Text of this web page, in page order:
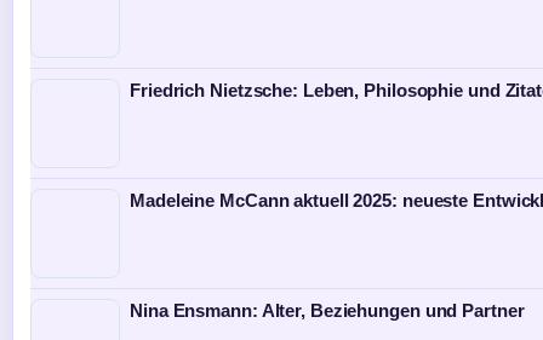
Friedrich Nietzsche: Leben, Philosophie und
Madeleine McCann aktuell 2025: neueste
Nina Ensmann: Alter, Beziehungen und Partner